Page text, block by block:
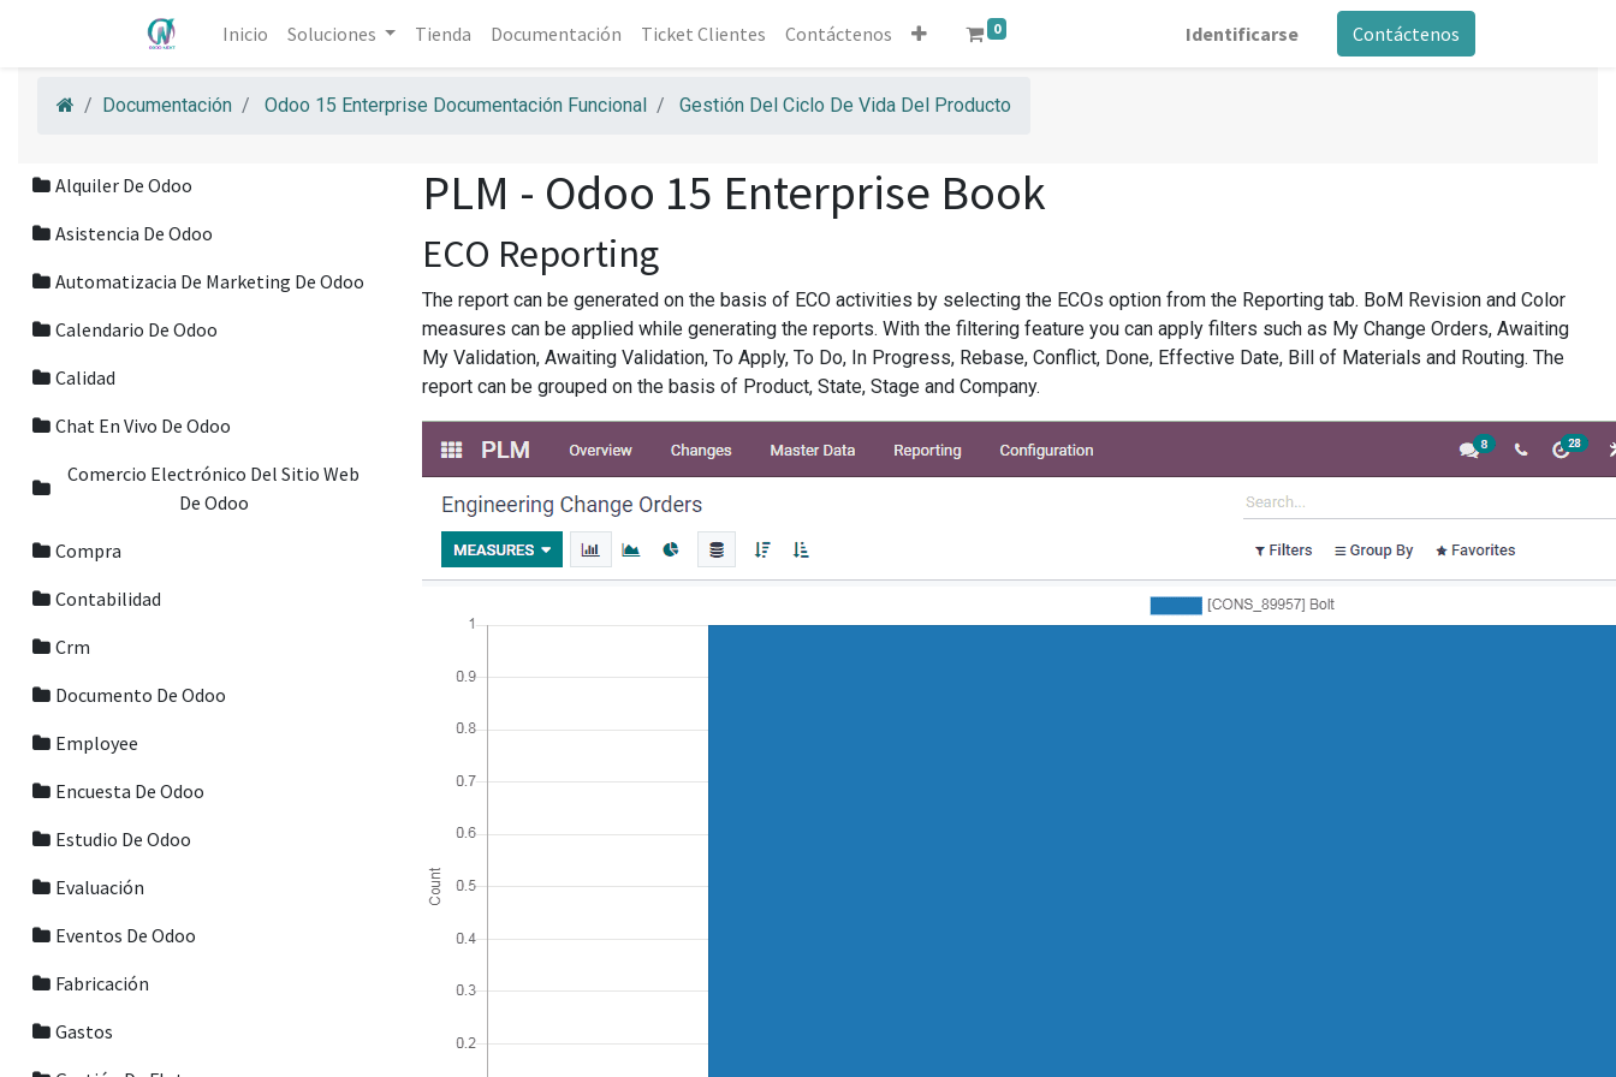
Inicio Soluciones Tienda Documentación Ticket Clientes Contáctenos 0 Identificarse Contáctenos
Documentación Odoo 15 Enterprise Documentación Funcional Gestión Del Ciclo De Vida Del Producto
Alquiler De Odoo
Asistencia De Odoo
Automatizacia De Marketing De Odoo
Calendario De Odoo
Calidad
Chat En Vivo De Odoo
Comercio Electrónico Del Sitio Web
De Odoo
Compra
Contabilidad
Crm
Documento De Odoo
Employee
Encuesta De Odoo
Estudio De Odoo
Evaluación
Eventos De Odoo
Fabricación
Gastos
PLM - Odoo 15 Enterprise Book
ECO Reporting
The report can be generated on the basis of ECO activities by selecting the ECOs option from the Reporting tab. BoM Revision and Color
measures can be applied while generating the reports. With the filtering feature you can apply filters such as My Change Orders, Awaiting
My Validation, Awaiting Validation, To Apply, To Do, In Progress, Rebase, Conflict, Done, Effective Date, Bill of Materials and Routing. The
report can be grouped on the basis of Product, State, Stage and Company.